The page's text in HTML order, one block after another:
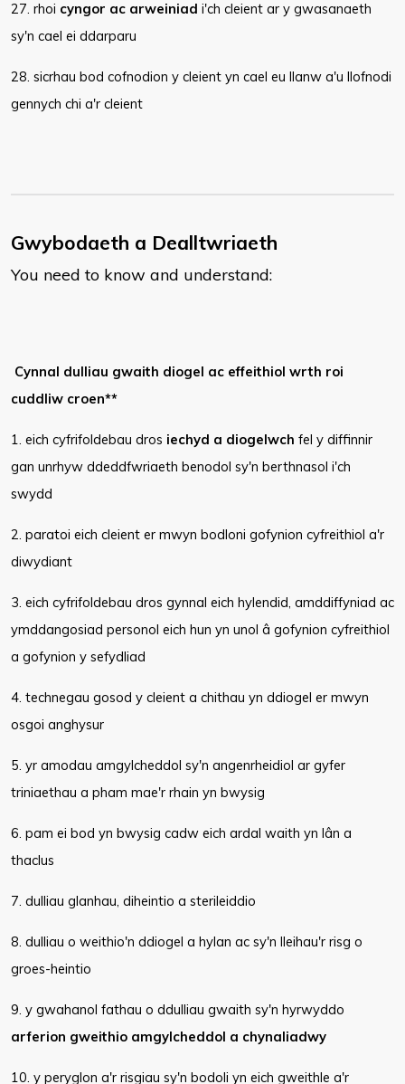
27. rhoi cyngor ac arweiniad i'ch cleient ar y gwasanaeth
sy'n cael ei ddarparu
28. sicrhau bod cofnodion y cleient yn cael eu llanw a'u llofnodi
gennych chi a'r cleient
Gwybodaeth a Dealltwriaeth
You need to know and understand:
Cynnal dulliau gwaith diogel ac effeithiol wrth roi
cuddliw croen**
1. eich cyfrifoldebau dros iechyd a diogelwch fel y diffinnir
gan unrhyw ddeddfwriaeth benodol sy'n berthnasol i'ch
swydd
2. paratoi eich cleient er mwyn bodloni gofynion cyfreithiol a'r
diwydiant
3. eich cyfrifoldebau dros gynnal eich hylendid, amddiffyniad ac
ymddangosiad personol eich hun yn unol â gofynion cyfreithiol
a gofynion y sefydliad
4. technegau gosod y cleient a chithau yn ddiogel er mwyn
osgoi anghysur
5. yr amodau amgylcheddol sy'n angenrheidiol ar gyfer
triniaethau a pham mae'r rhain yn bwysig
6. pam ei bod yn bwysig cadw eich ardal waith yn lân a
thaclus
7. dulliau glanhau, diheintio a sterileiddio
8. dulliau o weithio'n ddiogel a hylan ac sy'n lleihau'r risg o
groes-heintio
9. y gwahanol fathau o ddulliau gwaith sy'n hyrwyddo
arferion gweithio amgylcheddol a chynaliadwy
10. y peryglon a'r risgiau sy'n bodoli yn eich gweithle a'r